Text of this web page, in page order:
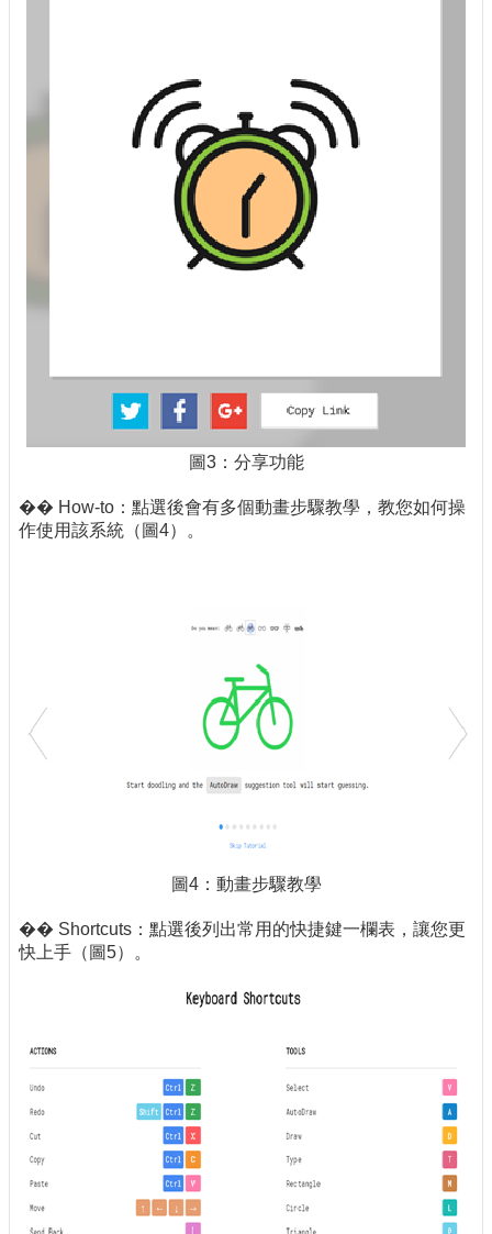
圖3：分享功能
�� How-to：點選後會有多個動畫步驟教學，教您如何操
作使用該系統（圖4）。
圖4：動畫步驟教學
�� Shortcuts：點選後列出常用的快捷鍵一欄表，讓您更
快上手（圖5）。